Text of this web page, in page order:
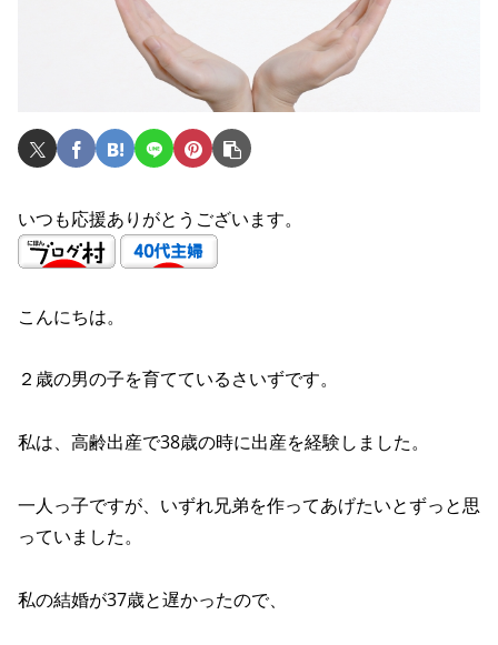
いつも応援ありがとうございます。
こんにちは。
２歳の男の子を育てているさいずです。
私は、高齢出産で38歳の時に出産を経験しました。
一人っ子ですが、いずれ兄弟を作ってあげたいとずっと思
っていました。
私の結婚が37歳と遅かったので、